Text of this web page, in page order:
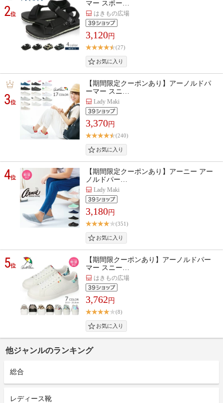
2位
マー スポー…
はきもの広場
3,120円
(27)
3位
【期間限定クーポンあり】アーノルドパ
ーマー スニ…
Lady Maki
3,370円
(240)
4位
【期間限定クーポンあり】アーニー アー
ノルドパー…
Lady Maki
3,180円
(351)
5位
【期間限クーポンあり】アーノルドパー
マー スニー…
はきもの広場
3,762 円
(8)
他ジャンルのランキング
総合
レディース靴